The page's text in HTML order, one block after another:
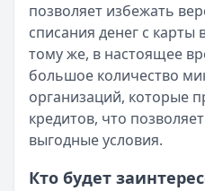
позволяет избежать
списания денег с карты
тому же, в настоящее
большое количество
организаций, которые
кредитов, что
выгодные условия.
Кто будет